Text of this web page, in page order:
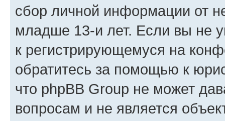
сбор личной информации от
младше 13-и лет. Если вы не
к регистрирующемуся на
обратитесь за помощью к
что phpBB Group не может
вопросам и не является